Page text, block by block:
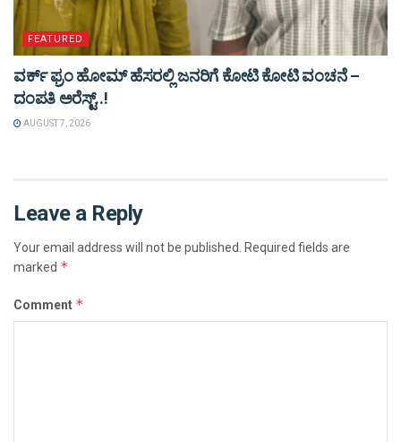
FEATURED
ವರ್ಕ್ ಫ್ರಂ ಹೋಮ್ ಹೆಸರಲ್ಲಿ ಜನರಿಗೆ ಕೋಟಿ ಕೋಟಿ ವಂಚನೆ –
ದಂಪತಿ ಅರೆಸ್ಟ್..!
AUGUST 7, 2026
Leave a Reply
Your email address will not be published. Required fields are
marked *
Comment *